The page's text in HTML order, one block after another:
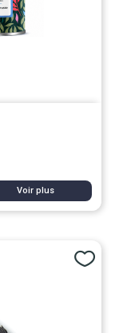
Voir plus